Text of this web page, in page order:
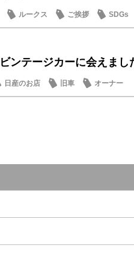
ルークス ご挨拶 SDGs
ンテージカーに会えまし
日産のお店 旧車 オーナー